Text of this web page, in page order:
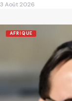
3 Août 2026
AFRIQUE